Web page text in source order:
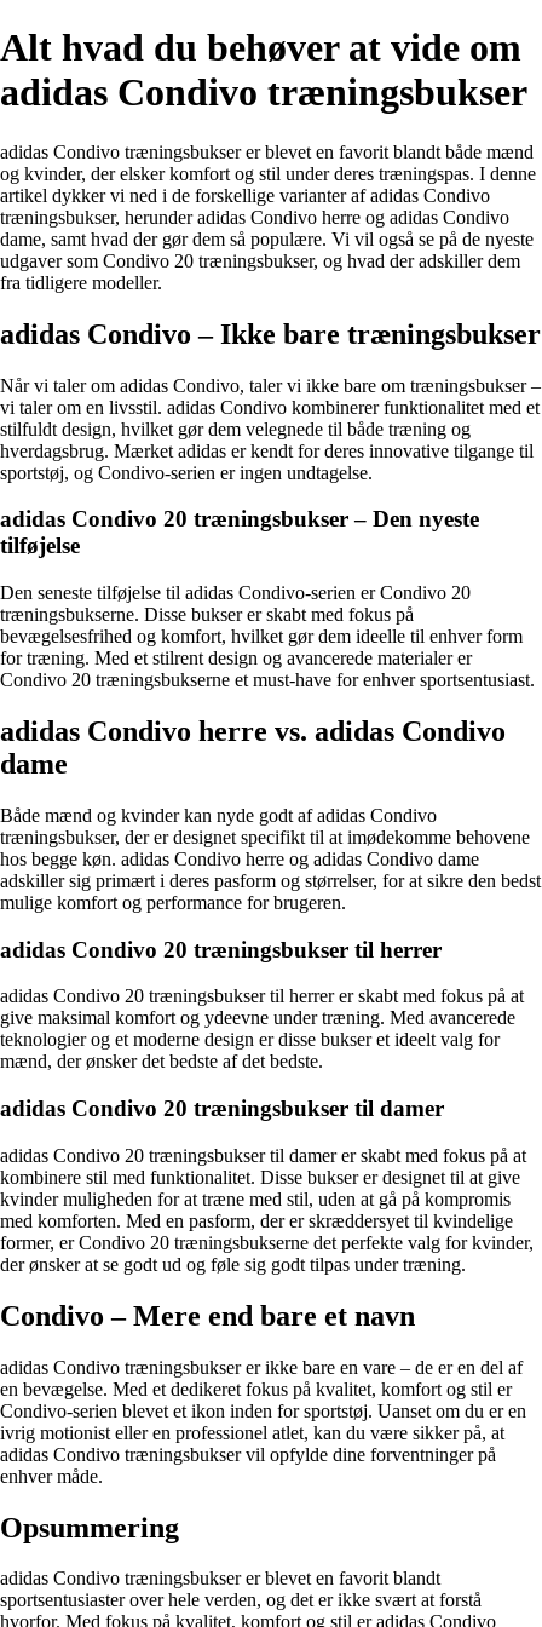
Alt hvad du behøver at vide om
adidas Condivo træningsbukser
adidas Condivo træningsbukser er blevet en favorit blandt både mænd
og kvinder, der elsker komfort og stil under deres træningspas. I denne
artikel dykker vi ned i de forskellige varianter af adidas Condivo
træningsbukser, herunder adidas Condivo herre og adidas Condivo
dame, samt hvad der gør dem så populære. Vi vil også se på de nyeste
udgaver som Condivo 20 træningsbukser, og hvad der adskiller dem
fra tidligere modeller.
adidas Condivo – Ikke bare træningsbukser
Når vi taler om adidas Condivo, taler vi ikke bare om træningsbukser –
vi taler om en livsstil. adidas Condivo kombinerer funktionalitet med et
stilfuldt design, hvilket gør dem velegnede til både træning og
hverdagsbrug. Mærket adidas er kendt for deres innovative tilgange til
sportstøj, og Condivo-serien er ingen undtagelse.
adidas Condivo 20 træningsbukser – Den nyeste
tilføjelse
Den seneste tilføjelse til adidas Condivo-serien er Condivo 20
træningsbukserne. Disse bukser er skabt med fokus på
bevægelsesfrihed og komfort, hvilket gør dem ideelle til enhver form
for træning. Med et stilrent design og avancerede materialer er
Condivo 20 træningsbukserne et must-have for enhver sportsentusiast.
adidas Condivo herre vs. adidas Condivo
dame
Både mænd og kvinder kan nyde godt af adidas Condivo
træningsbukser, der er designet specifikt til at imødekomme behovene
hos begge køn. adidas Condivo herre og adidas Condivo dame
adskiller sig primært i deres pasform og størrelser, for at sikre den bedst
mulige komfort og performance for brugeren.
adidas Condivo 20 træningsbukser til herrer
adidas Condivo 20 træningsbukser til herrer er skabt med fokus på at
give maksimal komfort og ydeevne under træning. Med avancerede
teknologier og et moderne design er disse bukser et ideelt valg for
mænd, der ønsker det bedste af det bedste.
adidas Condivo 20 træningsbukser til damer
adidas Condivo 20 træningsbukser til damer er skabt med fokus på at
kombinere stil med funktionalitet. Disse bukser er designet til at give
kvinder muligheden for at træne med stil, uden at gå på kompromis
med komforten. Med en pasform, der er skræddersyet til kvindelige
former, er Condivo 20 træningsbukserne det perfekte valg for kvinder,
der ønsker at se godt ud og føle sig godt tilpas under træning.
Condivo – Mere end bare et navn
adidas Condivo træningsbukser er ikke bare en vare – de er en del af
en bevægelse. Med et dedikeret fokus på kvalitet, komfort og stil er
Condivo-serien blevet et ikon inden for sportstøj. Uanset om du er en
ivrig motionist eller en professionel atlet, kan du være sikker på, at
adidas Condivo træningsbukser vil opfylde dine forventninger på
enhver måde.
Opsummering
adidas Condivo træningsbukser er blevet en favorit blandt
sportsentusiaster over hele verden, og det er ikke svært at forstå
hvorfor. Med fokus på kvalitet, komfort og stil er adidas Condivo